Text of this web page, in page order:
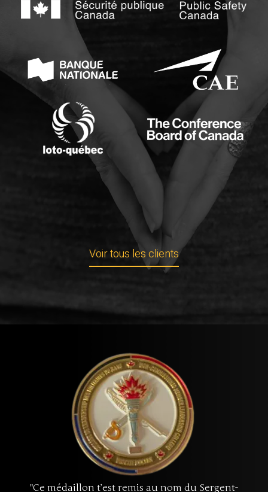
Voir tous les clients
"Ce médaillon t’est remis au nom du Sergent-